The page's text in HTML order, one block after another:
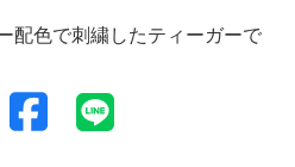
配色で刺繍したティーガーで